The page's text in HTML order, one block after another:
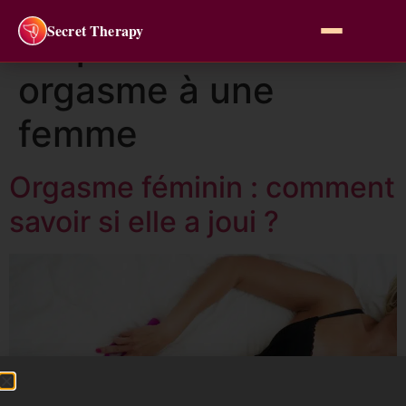
Secret Therapy
Étiquette :
donner un
orgasme à une
femme
Orgasme féminin : comment
savoir si elle a joui ?